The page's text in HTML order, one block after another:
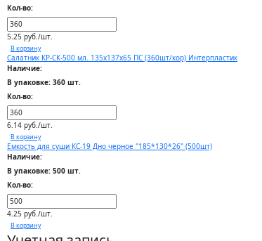
Кол-во:
5.25 руб./шт.
В корзину
Салатник КР-СК-500 мл. 135х137х65 ПС (360шт/кор) Интерпластик
Наличие:
В упаковке: 360 шт.
Кол-во:
6.14 руб./шт.
В корзину
Емкость для суши КС-19 Дно черное "185*130*26" (500шт)
Наличие:
В упаковке: 500 шт.
Кол-во:
4.25 руб./шт.
В корзину